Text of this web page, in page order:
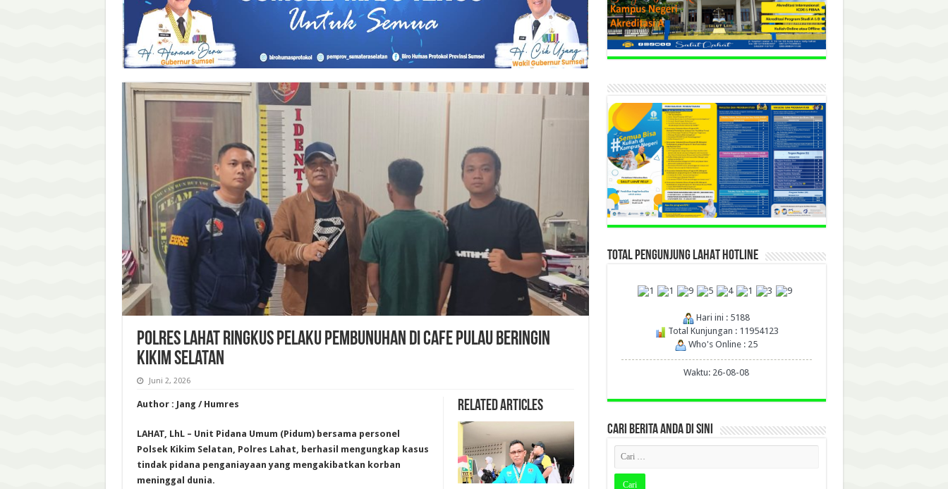
Polres Lahat Ringkus Pelaku Pembunuhan di Cafe Pulau Beringin
Kikim Selatan
Juni 2, 2026
Related Articles
Author : Jang / Humres
LAHAT, LhL – Unit Pidana Umum (Pidum) bersama personel
Polsek Kikim Selatan, Polres Lahat, berhasil mengungkap kasus
tindak pidana penganiayaan yang mengakibatkan korban
meninggal dunia.
TOTAL PENGUNJUNG LAHAT HOTLINE
Hari ini : 5188
Total Kunjungan : 11954123
Who's Online : 25
Waktu: 26-08-08
CARI BERITA ANDA DI SINI